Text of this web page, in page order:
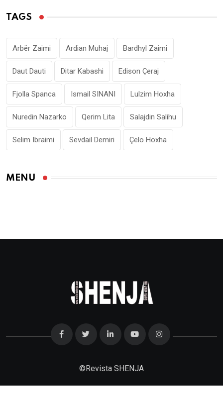
TAGS
Arbër Zaimi Ardian Muhaj Bardhyl Zaimi
Daut Dauti Ditar Kabashi Edison Çeraj
Fjolla Spanca Ismail SINANI Lulzim Hoxha
Nuredin Nazarko Qerim Lita Salajdin Salihu
Selim Ibraimi Sevdail Demiri Çelo Hoxha
MENU
©Revista SHENJA